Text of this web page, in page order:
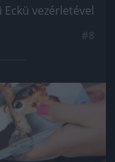
vezérletével